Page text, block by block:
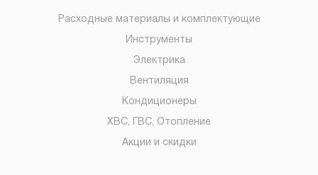
Расходные материалы и комплектующие
Инструменты
Электрика
Вентиляция
Кондиционеры
ХВС, ГВС, Отопление
Акции и скидки